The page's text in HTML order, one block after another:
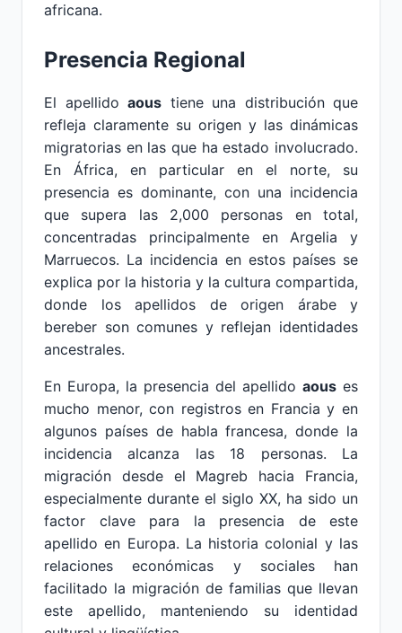
africana.
Presencia Regional
El apellido aous tiene una distribución que
refleja claramente su origen y las dinámicas
migratorias en las que ha estado involucrado.
En África, en particular en el norte, su
presencia es dominante, con una incidencia
que supera las 2,000 personas en total,
concentradas principalmente en Argelia y
Marruecos. La incidencia en estos países se
explica por la historia y la cultura compartida,
donde los apellidos de origen árabe y
bereber son comunes y reflejan identidades
ancestrales.
En Europa, la presencia del apellido aous es
mucho menor, con registros en Francia y en
algunos países de habla francesa, donde la
incidencia alcanza las 18 personas. La
migración desde el Magreb hacia Francia,
especialmente durante el siglo XX, ha sido un
factor clave para la presencia de este
apellido en Europa. La historia colonial y las
relaciones económicas y sociales han
facilitado la migración de familias que llevan
este apellido, manteniendo su identidad